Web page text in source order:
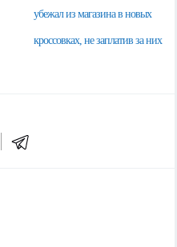
убежал из магазина в новых
кроссовках, не заплатив за них